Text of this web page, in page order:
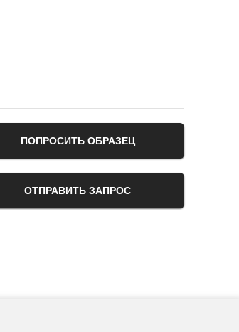
ПОПРОСИТЬ ОБРАЗЕЦ
ОТПРАВИТЬ ЗАПРОС